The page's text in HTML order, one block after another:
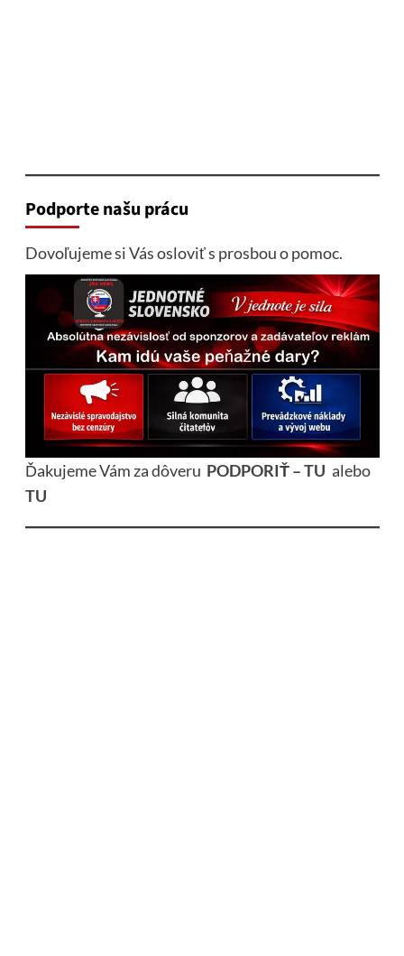
Podporte našu prácu
Dovoľujeme si Vás osloviť s prosbou o pomoc.
Ďakujeme Vám za dôveru PODPORIŤ – TU alebo
TU